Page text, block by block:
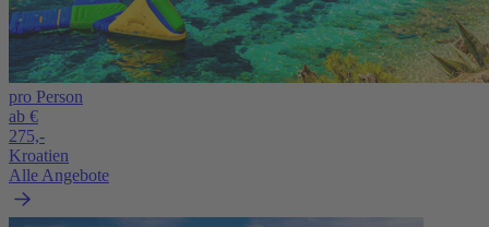
pro Person
ab €
275,-
Kroatien
Alle Angebote